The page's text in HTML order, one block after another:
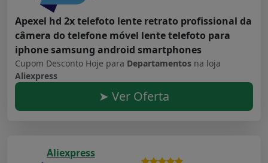
Apexel hd 2x telefoto lente retrato profissional da
câmera do telefone móvel lente telefoto para
iphone samsung android smartphones
Cupom Desconto Hoje para Departamentos na loja
Aliexpress
➤ Ver Oferta
Aliexpress